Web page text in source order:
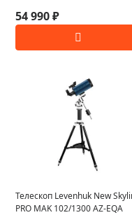
54 990 ₽
Телескоп Levenhuk New
PRO MAK 102/1300 AZ-EQA